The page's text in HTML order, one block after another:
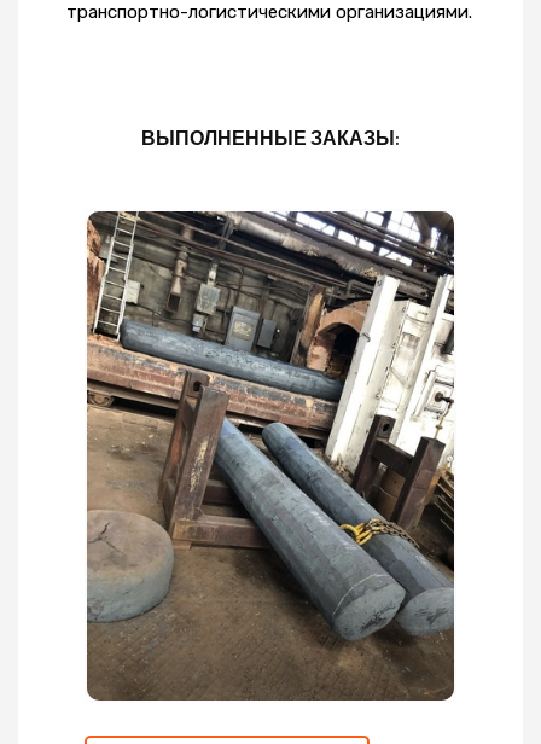
транспортно-логистическими организациями.
ВЫПОЛНЕННЫЕ ЗАКАЗЫ: